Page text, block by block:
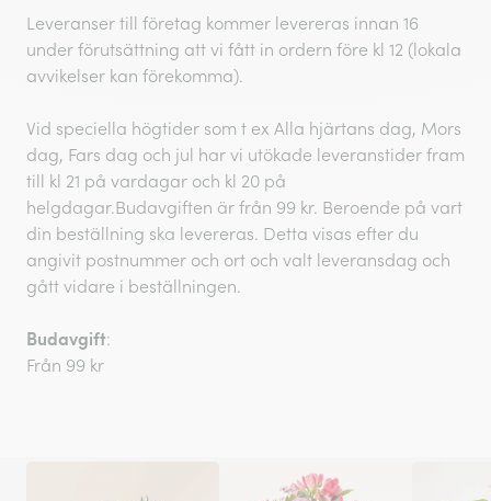
Leveranser till företag kommer levereras innan 16
under förutsättning att vi fått in ordern före kl 12 (lokala
avvikelser kan förekomma).
Vid speciella högtider som t ex Alla hjärtans dag, Mors
dag, Fars dag och jul har vi utökade leveranstider fram
till kl 21 på vardagar och kl 20 på
helgdagar.Budavgiften är från 99 kr. Beroende på vart
din beställning ska levereras. Detta visas efter du
angivit postnummer och ort och valt leveransdag och
gått vidare i beställningen.
Budavgift:
Från 99 kr